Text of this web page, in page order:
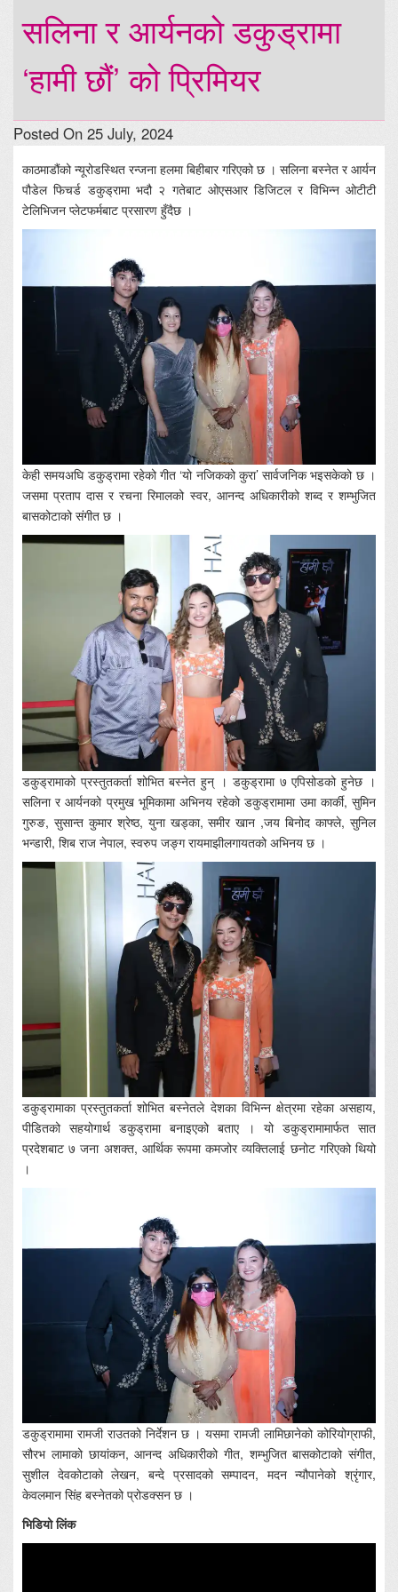
सलिना र आर्यनको डकुड्रामा
‘हामी छौं’ को प्रिमियर
Posted On 25 July, 2024
काठमाडौंको न्यूरोडस्थित रन्जना हलमा बिहीबार गरिएको छ । सलिना बस्नेत र आर्यन
पौडेल फिचर्ड डकुड्रामा भदौ २ गतेबाट ओएसआर डिजिटल र विभिन्न ओटीटी
टेलिभिजन प्लेटफर्मबाट प्रसारण हुँदैछ ।
केही समयअघि डकुड्रामा रहेको गीत ‘यो नजिकको कुरा’ सार्वजनिक भइसकेको छ ।
जसमा प्रताप दास र रचना रिमालको स्वर, आनन्द अधिकारीको शब्द र शम्भुजित
बासकोटाको संगीत छ ।
डकुड्रामाको प्रस्तुतकर्ता शोभित बस्नेत हुन् । डकुड्रामा ७ एपिसोडको हुनेछ ।
सलिना र आर्यनको प्रमुख भूमिकामा अभिनय रहेको डकुड्रामामा उमा कार्की, सुमिन
गुरुङ, सुसान्त कुमार श्रेष्ठ, युना खड्का, समीर खान ,जय बिनोद काफ्ले, सुनिल
भन्डारी, शिब राज नेपाल, स्वरुप जङ्ग रायमाझीलगायतको अभिनय छ ।
डकुड्रामाका प्रस्तुतकर्ता शोभित बस्नेतले देशका विभिन्न क्षेत्रमा रहेका असहाय,
पीडितको सहयोगार्थ डकुड्रामा बनाइएको बताए । यो डकुड्रामामार्फत सात
प्रदेशबाट ७ जना अशक्त, आर्थिक रूपमा कमजोर व्यक्तिलाई छनोट गरिएको थियो
।
डकुड्रामामा रामजी राउतको निर्देशन छ । यसमा रामजी लामिछानेको कोरियोग्राफी,
सौरभ लामाको छायांकन, आनन्द अधिकारीको गीत, शम्भुजित बासकोटाको संगीत,
सुशील देवकोटाको लेखन, बन्दे प्रसादको सम्पादन, मदन न्यौपानेको श्रृंगार,
केवलमान सिंह बस्नेतको प्रोडक्सन छ ।
भिडियो लिंक